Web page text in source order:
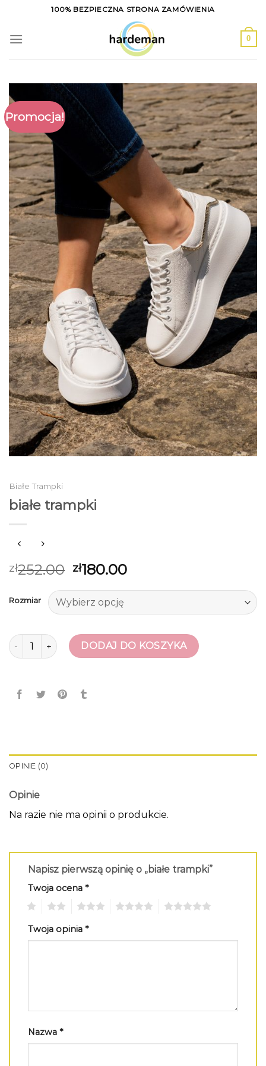
content
100% BEZPIECZNA STRONA ZAMÓWIENIA
0
Promocja!
Białe Trampki
białe trampki
zł252.00 zł180.00
Rozmiar
ilość białe trampkiDODAJ DO KOSZYKA
OPINIE (0)
Opinie
Na razie nie ma opinii o produkcie.
Napisz pierwszą opinię o „białe trampki”
Twoja ocena *
Twoja opinia *
Nazwa *